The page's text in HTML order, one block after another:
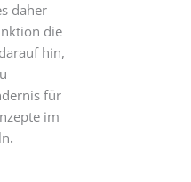
daher
die
hin,
für
im
.